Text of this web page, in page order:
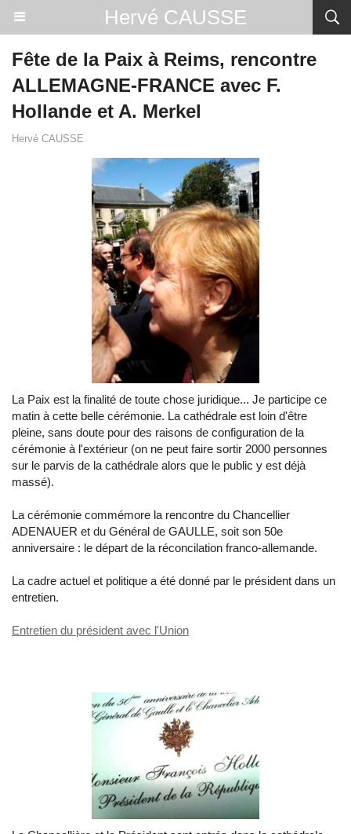
Hervé CAUSSE
Fête de la Paix à Reims, rencontre
ALLEMAGNE-FRANCE avec F.
Hollande et A. Merkel
Hervé CAUSSE
La Paix est la finalité de toute chose juridique... Je participe ce
matin à cette belle cérémonie. La cathédrale est loin d'être
pleine, sans doute pour des raisons de configuration de la
cérémonie à l'extérieur (on ne peut faire sortir 2000 personnes
sur le parvis de la cathédrale alors que le public y est déjà
massé).
La cérémonie commémore la rencontre du Chancellier
ADENAUER et du Général de GAULLE, soit son 50e
anniversaire : le départ de la réconcilation franco-allemande.
La cadre actuel et politique a été donné par le président dans un
entretien.
Entretien du président avec l'Union